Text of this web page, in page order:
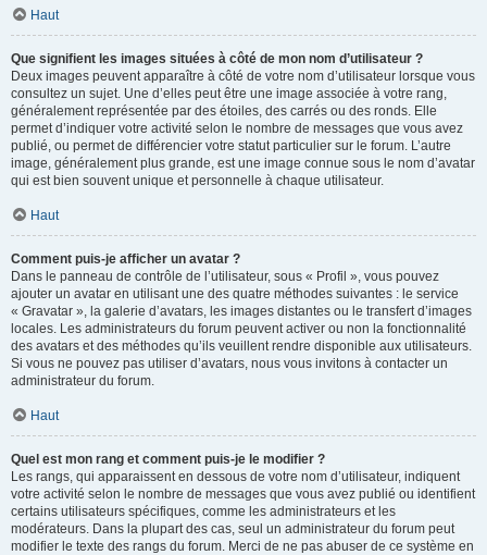
Haut
Que signifient les images situées à côté de mon nom d’utilisateur ?
Deux images peuvent apparaître à côté de votre nom d’utilisateur lorsque vous
consultez un sujet. Une d’elles peut être une image associée à votre rang,
généralement représentée par des étoiles, des carrés ou des ronds. Elle
permet d’indiquer votre activité selon le nombre de messages que vous avez
publié, ou permet de différencier votre statut particulier sur le forum. L’autre
image, généralement plus grande, est une image connue sous le nom d’avatar
qui est bien souvent unique et personnelle à chaque utilisateur.
Haut
Comment puis-je afficher un avatar ?
Dans le panneau de contrôle de l’utilisateur, sous « Profil », vous pouvez
ajouter un avatar en utilisant une des quatre méthodes suivantes : le service
« Gravatar », la galerie d’avatars, les images distantes ou le transfert d’images
locales. Les administrateurs du forum peuvent activer ou non la fonctionnalité
des avatars et des méthodes qu’ils veuillent rendre disponible aux utilisateurs.
Si vous ne pouvez pas utiliser d’avatars, nous vous invitons à contacter un
administrateur du forum.
Haut
Quel est mon rang et comment puis-je le modifier ?
Les rangs, qui apparaissent en dessous de votre nom d’utilisateur, indiquent
votre activité selon le nombre de messages que vous avez publié ou identifient
certains utilisateurs spécifiques, comme les administrateurs et les
modérateurs. Dans la plupart des cas, seul un administrateur du forum peut
modifier le texte des rangs du forum. Merci de ne pas abuser de ce système en